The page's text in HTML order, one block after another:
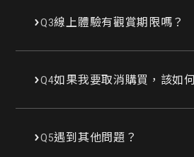
Q3線上體驗有觀賞期限嗎？
Q4如果我要取消購買，該如
Q5遇到其他問題？